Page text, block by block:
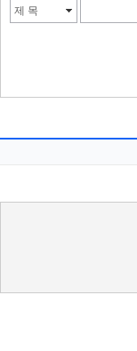
TOP UP BOT
제 목